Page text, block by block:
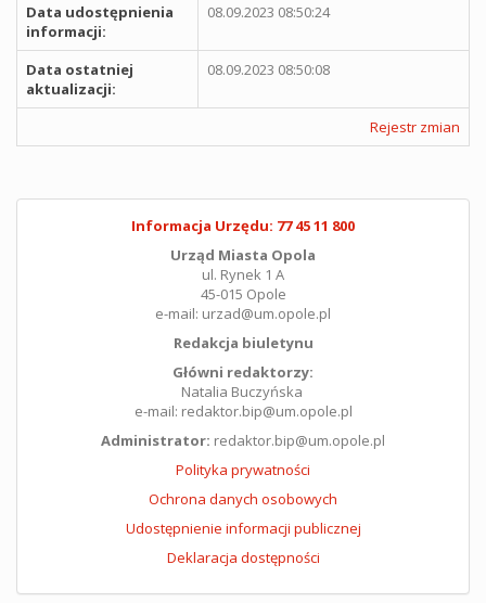
Data udostępnienia
informacji:
08.09.2023 08:50:24
Data ostatniej
aktualizacji:
08.09.2023 08:50:08
Rejestr zmian
Informacja Urzędu: 77 45 11 800
Urząd Miasta Opola
ul. Rynek 1 A
45-015 Opole
e-mail: urzad@um.opole.pl
Redakcja biuletynu
Główni redaktorzy:
Natalia Buczyńska
e-mail: redaktor.bip@um.opole.pl
Administrator: redaktor.bip@um.opole.pl
Polityka prywatności
Ochrona danych osobowych
Udostępnienie informacji publicznej
Deklaracja dostępności